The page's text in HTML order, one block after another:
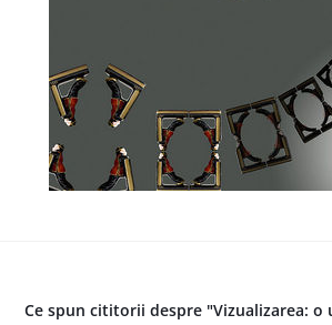
Ce spun cititorii despre "Vizualizarea: o